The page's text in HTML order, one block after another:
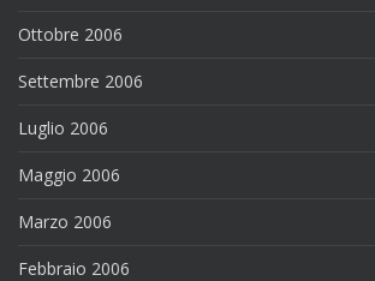
Ottobre 2006
Settembre 2006
Luglio 2006
Maggio 2006
Marzo 2006
Febbraio 2006